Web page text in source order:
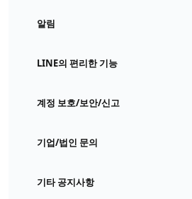
알림
LINE의 편리한 기능
계정 보호/보안/신고
기업/법인 문의
기타 공지사항